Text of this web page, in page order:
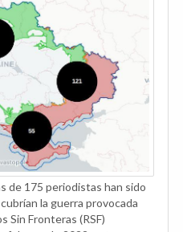
de 175 periodistas han sido
la guerra provocada
Sin Fronteras (RSF)